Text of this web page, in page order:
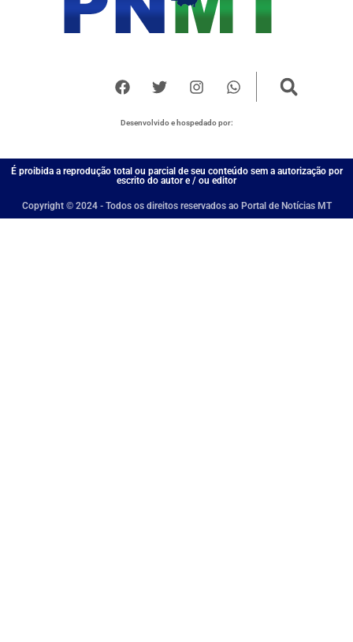
Desenvolvido e hospedado por:
É proibida a reprodução total ou parcial de seu conteúdo sem a autorização por
escrito do autor e / ou editor
Copyright © 2024 - Todos os direitos reservados ao Portal de Notícias MT